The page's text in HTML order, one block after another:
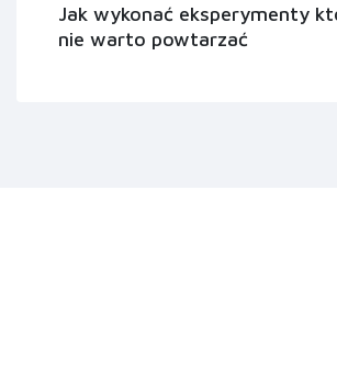
Jak wykonać eksperymenty
nie warto powtarzać